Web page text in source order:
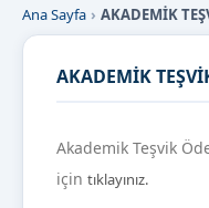
Ana Sayfa AKADEMİK
AKADEMİK
Akademik Teşvik
için tıklayınız.